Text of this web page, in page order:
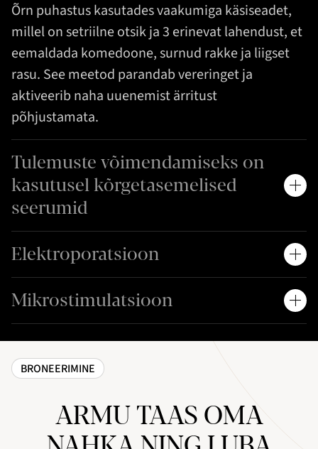
Õrn puhastus kasutades vaakumiga käsiseadet,
millel on setriilne otsik ja 3 erinevat lahendust, et
eemaldada komedoone, surnud rakke ja liigset
rasu. See meetod parandab vereringet ja
aktiveerib naha uuenemist ärritust
põhjustamata.
Tulemuste võimendamiseks on
kasutusel kõrgetasemelised
seerumid
Elektroporatsioon
Mikrostimulatsioon
BRONEERIMINE
ARMU TAAS OMA